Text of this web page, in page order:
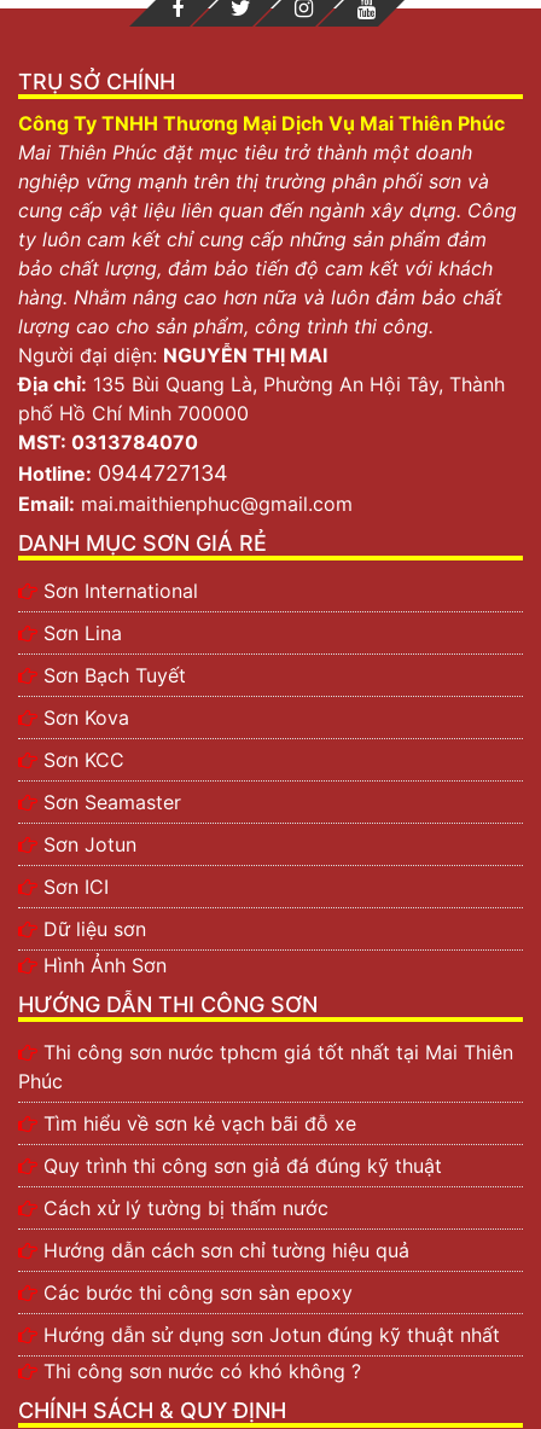
TRỤ SỞ CHÍNH
Công Ty TNHH Thương Mại Dịch Vụ Mai Thiên Phúc
Mai Thiên Phúc đặt mục tiêu trở thành một doanh
nghiệp vững mạnh trên thị trường phân phối sơn và
cung cấp vật liệu liên quan đến ngành xây dựng. Công
ty luôn cam kết chỉ cung cấp những sản phẩm đảm
bảo chất lượng, đảm bảo tiến độ cam kết với khách
hàng. Nhằm nâng cao hơn nữa và luôn đảm bảo chất
lượng cao cho sản phẩm, công trình thi công.
Người đại diện: NGUYỄN THỊ MAI
Địa chỉ: 135 Bùi Quang Là, Phường An Hội Tây, Thành
phố Hồ Chí Minh 700000
MST: 0313784070
Hotline: 0944727134
Email: mai.maithienphuc@gmail.com
DANH MỤC SƠN GIÁ RẺ
Sơn International
Sơn Lina
Sơn Bạch Tuyết
Sơn Kova
Sơn KCC
Sơn Seamaster
Sơn Jotun
Sơn ICI
Dữ liệu sơn
Hình Ảnh Sơn
HƯỚNG DẪN THI CÔNG SƠN
Thi công sơn nước tphcm giá tốt nhất tại Mai Thiên
Phúc
Tìm hiểu về sơn kẻ vạch bãi đỗ xe
Quy trình thi công sơn giả đá đúng kỹ thuật
Cách xử lý tường bị thấm nước
Hướng dẫn cách sơn chỉ tường hiệu quả
Các bước thi công sơn sàn epoxy
Hướng dẫn sử dụng sơn Jotun đúng kỹ thuật nhất
Thi công sơn nước có khó không ?
CHÍNH SÁCH & QUY ĐỊNH